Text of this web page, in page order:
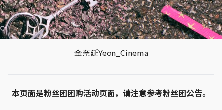
金奈延Yeon_Cinema
本页面是粉丝团团购活动页面，请注意参考粉丝团公告。